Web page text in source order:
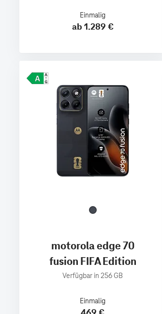
Einmalig
ab 1.289 €
motorola edge 70
fusion FIFA Edition
Verfügbar in 256 GB
Einmalig